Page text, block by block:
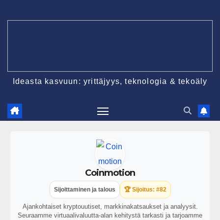
Ideasta kasvuun: yrittäjyys, teknologia & tekoäly
Coinmotion
Sijoittaminen ja talous 🏆 Sijoitus: #82
Ajankohtaiset kryptouutiset, markkinakatsaukset ja analyysit.
Seuraamme virtuaalivaluutta-alan kehitystä tarkasti ja tarjoamme